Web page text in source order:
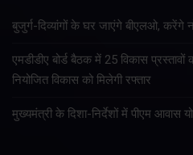
बुजुर्ग-दिव्यांगों के घर जाएंगे बीएलओ, करेंगे
एमडीडीए बोर्ड बैठक में 25 विकास
नियोजित विकास को मिलेगी रफ्तार
मुख्यमंत्री के दिशा-निर्देशों में पीएम आवास